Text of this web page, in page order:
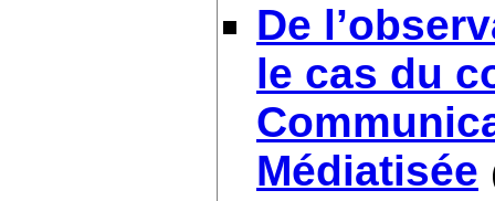
De
le cas du
Médiatisée